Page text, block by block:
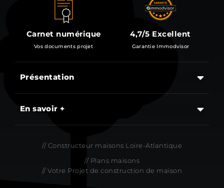
Carnet numérique
Vos documents projet
4,7/5 Excellent
Garantie Immodvisor
Présentation
En savoir +
// Constructeur maisons Loire-Atlantique
// Plans maisons
// Votre Projet de construction de maison